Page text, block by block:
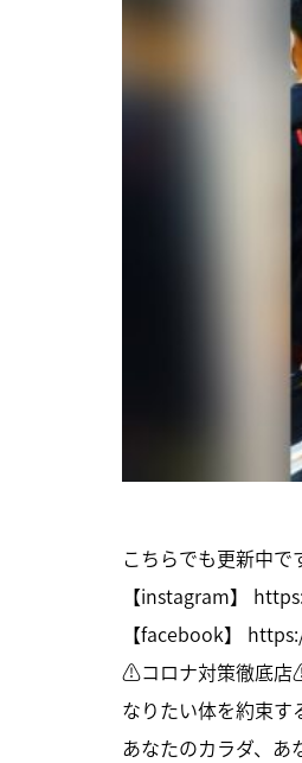
こちらでも更新中で
【instagram】
【facebook】
⚠コロナ対策徹底
なりたい体を約束す
あなたのカラダ、あ